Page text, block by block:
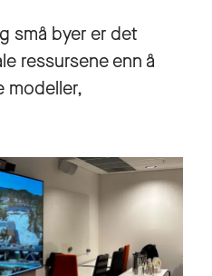
små byer er det
ressursene enn å
modeller,